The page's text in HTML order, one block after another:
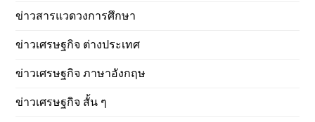
ข่าวสารแวดวงการศึกษา
ข่าวเศรษฐกิจ ต่างประเทศ
ข่าวเศรษฐกิจ ภาษาอังกฤษ
ข่าวเศรษฐกิจ สั้น ๆ